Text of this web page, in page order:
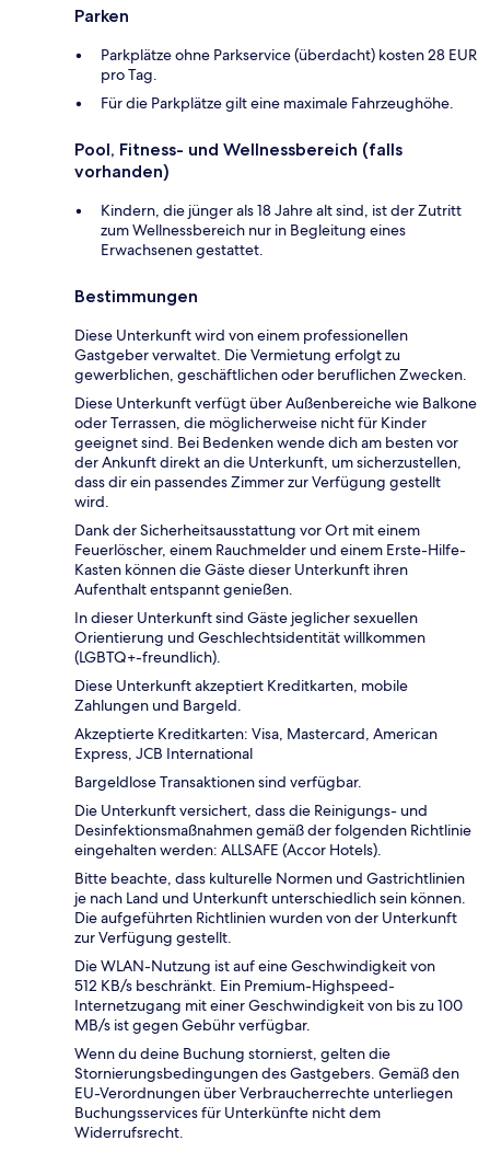
Parken
Parkplätze ohne Parkservice (überdacht) kosten 28 EUR
pro Tag.
Für die Parkplätze gilt eine maximale Fahrzeughöhe.
Pool, Fitness- und Wellnessbereich (falls
vorhanden)
Kindern, die jünger als 18 Jahre alt sind, ist der Zutritt
zum Wellnessbereich nur in Begleitung eines
Erwachsenen gestattet.
Bestimmungen
Diese Unterkunft wird von einem professionellen
Gastgeber verwaltet. Die Vermietung erfolgt zu
gewerblichen, geschäftlichen oder beruflichen Zwecken.
Diese Unterkunft verfügt über Außenbereiche wie Balkone
oder Terrassen, die möglicherweise nicht für Kinder
geeignet sind. Bei Bedenken wende dich am besten vor
der Ankunft direkt an die Unterkunft, um sicherzustellen,
dass dir ein passendes Zimmer zur Verfügung gestellt
wird.
Dank der Sicherheitsausstattung vor Ort mit einem
Feuerlöscher, einem Rauchmelder und einem Erste-Hilfe-
Kasten können die Gäste dieser Unterkunft ihren
Aufenthalt entspannt genießen.
In dieser Unterkunft sind Gäste jeglicher sexuellen
Orientierung und Geschlechtsidentität willkommen
(LGBTQ+-freundlich).
Diese Unterkunft akzeptiert Kreditkarten, mobile
Zahlungen und Bargeld.
Akzeptierte Kreditkarten: Visa, Mastercard, American
Express, JCB International
Bargeldlose Transaktionen sind verfügbar.
Die Unterkunft versichert, dass die Reinigungs- und
Desinfektionsmaßnahmen gemäß der folgenden Richtlinie
eingehalten werden: ALLSAFE (Accor Hotels).
Bitte beachte, dass kulturelle Normen und Gastrichtlinien
je nach Land und Unterkunft unterschiedlich sein können.
Die aufgeführten Richtlinien wurden von der Unterkunft
zur Verfügung gestellt.
Die WLAN-Nutzung ist auf eine Geschwindigkeit von
512 KB/s beschränkt. Ein Premium-Highspeed-
Internetzugang mit einer Geschwindigkeit von bis zu 100
MB/s ist gegen Gebühr verfügbar.
Wenn du deine Buchung stornierst, gelten die
Stornierungsbedingungen des Gastgebers. Gemäß den
EU-Verordnungen über Verbraucherrechte unterliegen
Buchungsservices für Unterkünfte nicht dem
Widerrufsrecht.